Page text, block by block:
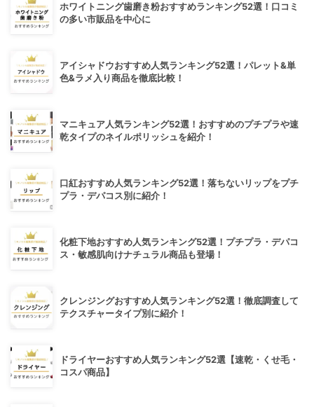
ホワイトニング歯磨き粉おすすめランキング52選！口コミ
の多い市販品を中心に
アイシャドウおすすめ人気ランキング52選！パレット&単
色&ラメ入り商品を徹底比較！
マニキュア人気ランキング52選！おすすめのプチプラや速
乾タイプのネイルポリッシュを紹介！
口紅おすすめ人気ランキング52選！落ちないリップをプチ
プラ・デパコス別に紹介！
化粧下地おすすめ人気ランキング52選！プチプラ・デパコ
ス・敏感肌向けナチュラル商品も登場！
クレンジングおすすめ人気ランキング52選！徹底調査して
テクスチャータイプ別に紹介！
ドライヤーおすすめ人気ランキング52選【速乾・くせ毛・
コスパ商品】